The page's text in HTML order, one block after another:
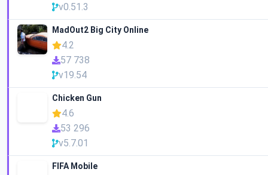
v0.51.3
MadOut2 Big City Online
4.2
57 738
v19.54
Chicken Gun
4.6
53 296
v5.7.01
FIFA Mobile